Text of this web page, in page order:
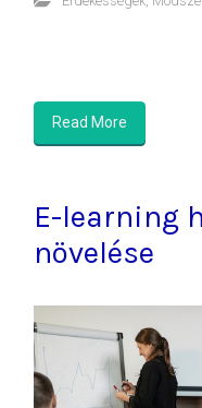
Read More
E-learning
növelése